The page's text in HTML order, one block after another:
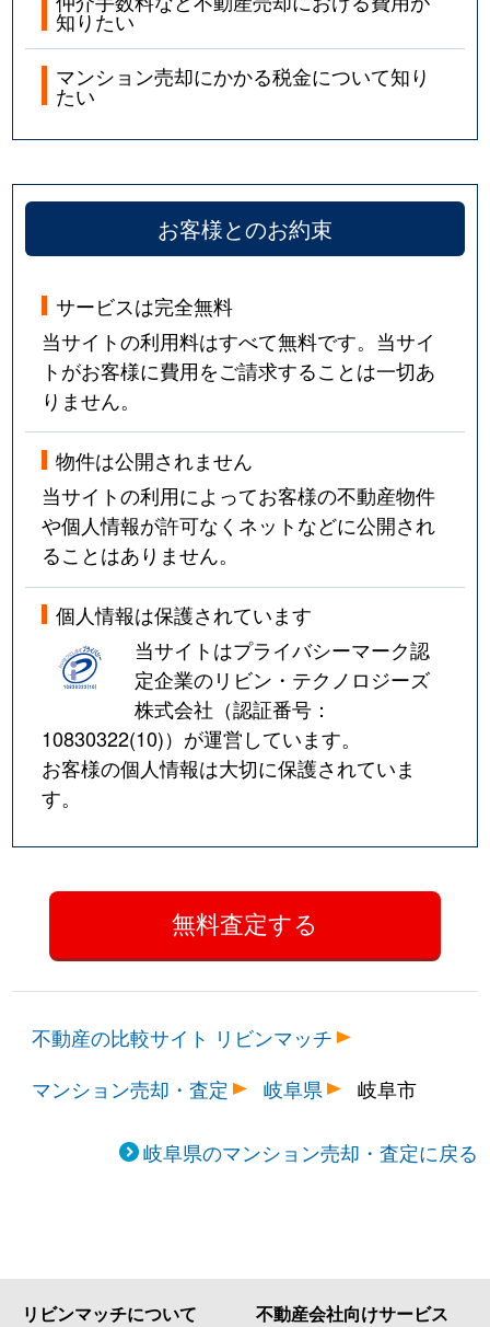
知りたい
マンション売却にかかる税金について知り
たい
お客様とのお約束
サービスは完全無料
当サイトの利用料はすべて無料です。当サイ
トがお客様に費用をご請求することは一切あ
りません。
物件は公開されません
当サイトの利用によってお客様の不動産物件
や個人情報が許可なくネットなどに公開され
ることはありません。
個人情報は保護されています
当サイトはプライバシーマーク認
定企業のリビン・テクノロジーズ
株式会社（認証番号：
10830322(10)）が運営しています。
お客様の個人情報は大切に保護されていま
す。
不動産の比較サイト リビンマッチ
マンション売却・査定
岐阜県 岐阜市
岐阜県のマンション売却・査定に戻る
リビンマッチについて 不動産会社向けサービス